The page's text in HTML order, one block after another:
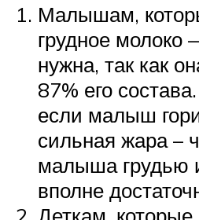
Малышам,
грудное молоко
нужна, так как
87% его
если малыш
сильная жара –
малыша грудью
вполне